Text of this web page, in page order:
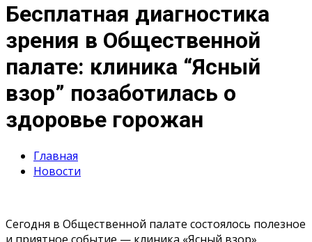
Бесплатная диагностика
зрения в Общественной
палате: клиника “Ясный
взор” позаботилась о
здоровье горожан
Главная
Новости
Сегодня в Общественной палате состоялось полезное